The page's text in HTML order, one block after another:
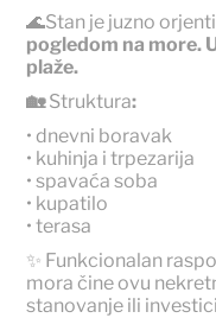
🌊Stan je juzno
pogledom na more.
plaže.
🏡Struktura:
• dnevni boravak
• kuhinja i trpezarija
• spavaća soba
• kupatilo
• terasa
✨ Funkcionalan
mora čine ovu
stanovanje ili